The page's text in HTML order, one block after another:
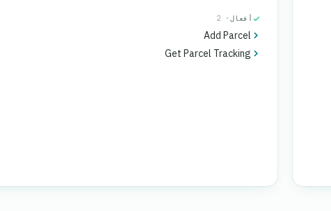
أفعال · 2
Add Parcel
Get Parcel Tracking